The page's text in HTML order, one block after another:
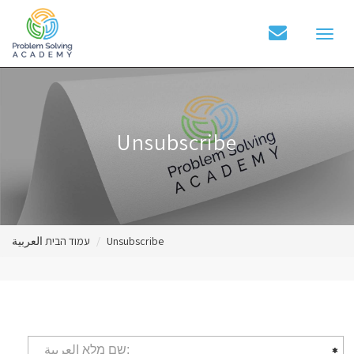
Toggle
Unsubscribe
עמוד הבית العربية Unsubscribe